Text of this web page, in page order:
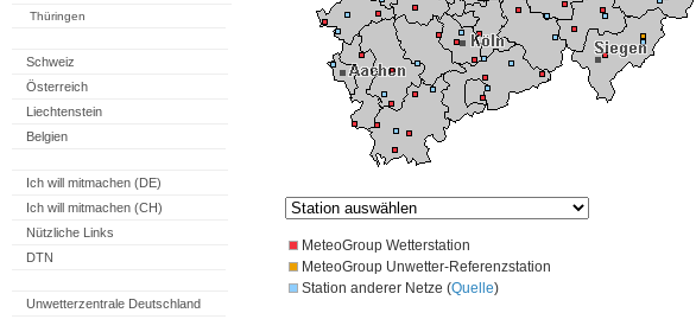
Thüringen
Schweiz
Österreich
Liechtenstein
Belgien
Ich will mitmachen (DE)
Ich will mitmachen (CH)
Nützliche Links
DTN
Unwetterzentrale Deutschland
MeteoGroup Wetterstation
MeteoGroup Unwetter-Referenzstation
Station anderer Netze (Quelle)